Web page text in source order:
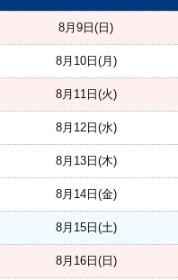
8月9日(日)
8月10日(月)
8月11日(火)
8月12日(水)
8月13日(木)
8月14日(金)
8月15日(土)
8月16日(日)